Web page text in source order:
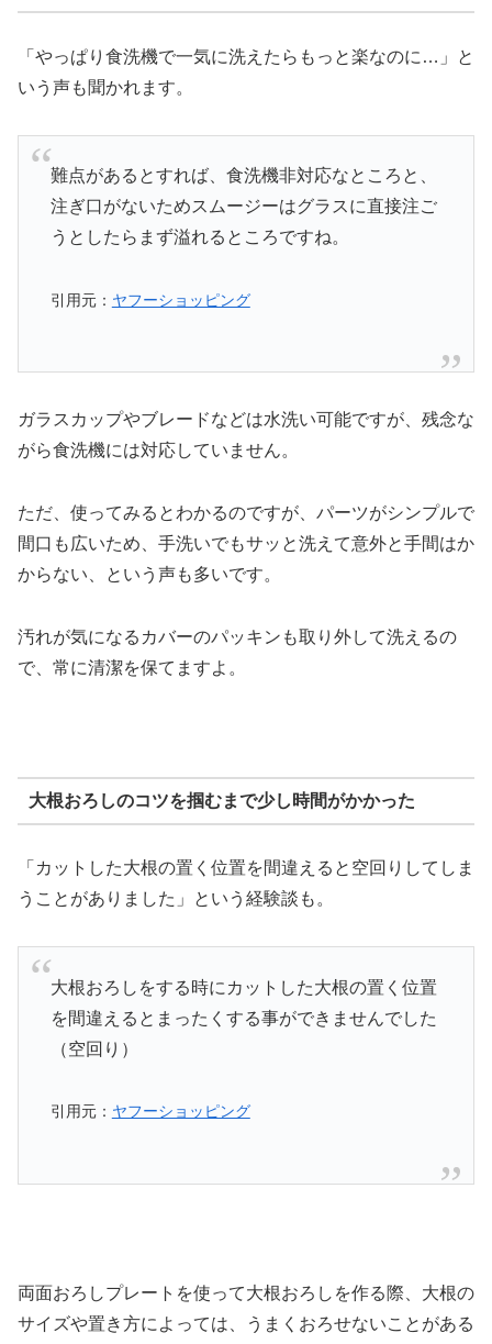
「やっぱり食洗機で一気に洗えたらもっと楽なのに…」と
いう声も聞かれます。
難点があるとすれば、食洗機非対応なところと、
注ぎ口がないためスムージーはグラスに直接注ご
うとしたらまず溢れるところですね。
引用元： ヤフーショッピング
ガラスカップやブレードなどは水洗い可能ですが、残念な
がら食洗機には対応していません。
ただ、使ってみるとわかるのですが、パーツがシンプルで
間口も広いため、手洗いでもサッと洗えて意外と手間はか
からない、という声も多いです。
汚れが気になるカバーのパッキンも取り外して洗えるの
で、常に清潔を保てますよ。
大根おろしのコツを掴むまで少し時間がかかった
「カットした大根の置く位置を間違えると空回りしてしま
うことがありました」という経験談も。
大根おろしをする時にカットした大根の置く位置
を間違えるとまったくする事ができませんでした
（空回り）
引用元： ヤフーショッピング
両面おろしプレートを使って大根おろしを作る際、大根の
サイズや置き方によっては、うまくおろせないことがある